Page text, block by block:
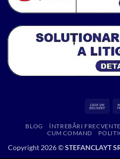
BLOG ÎNTREBĂRI FRECVENTE
CUM COMAND
Copyright 2026 ©STEFANCLAYT